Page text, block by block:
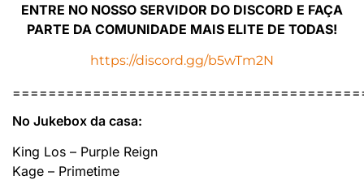
ENTRE NO NOSSO SERVIDOR DO DISCORD E FAÇA
PARTE DA COMUNIDADE MAIS ELITE DE TODAS!
https://discord.gg/b5wTm2N
No Jukebox da casa:
King Los – Purple Reign
Kage – Primetime